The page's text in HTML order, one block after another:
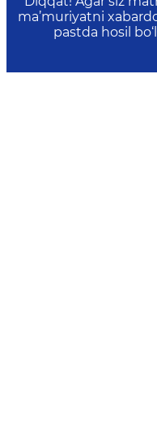
ma’muriyatni
pastda hosil